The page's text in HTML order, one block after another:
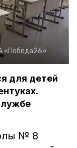
«Победа26»
для детей
№ 8